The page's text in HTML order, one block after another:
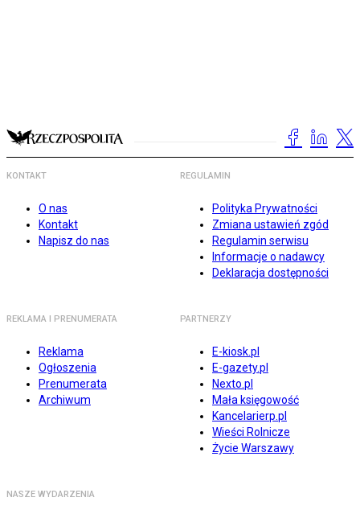
KONTAKT
O nas
Kontakt
Napisz do nas
REGULAMIN
Polityka Prywatności
Zmiana ustawień zgód
Regulamin serwisu
Informacje o nadawcy
Deklaracja dostępności
REKLAMA I PRENUMERATA
Reklama
Ogłoszenia
Prenumerata
Archiwum
PARTNERZY
E-kiosk.pl
E-gazety.pl
Nexto.pl
Mała księgowość
Kancelarierp.pl
Wieści Rolnicze
Życie Warszawy
NASZE WYDARZENIA